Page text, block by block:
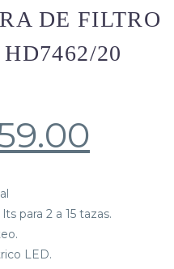
DE FILTRO
20
para 2 a 15 tazas.
LED.